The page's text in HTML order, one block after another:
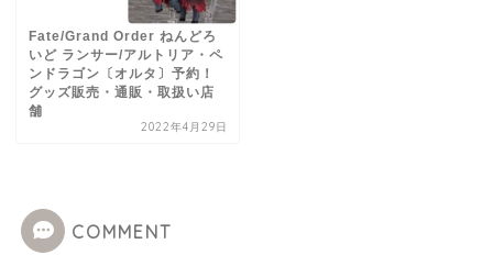
Fate/Grand Order ねんどろ
いど ランサー/アルトリア・ペ
ンドラゴン〔オルタ〕予約！
グッズ販売・通販・取扱い店
舗
2022年4月29日
COMMENT